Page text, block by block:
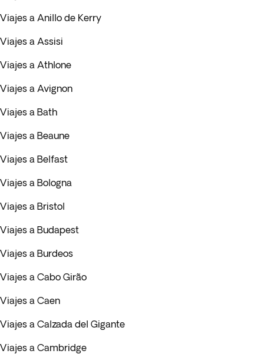
Viajes a Anillo de Kerry
Viajes a Assisi
Viajes a Athlone
Viajes a Avignon
Viajes a Bath
Viajes a Beaune
Viajes a Belfast
Viajes a Bologna
Viajes a Bristol
Viajes a Budapest
Viajes a Burdeos
Viajes a Cabo Girão
Viajes a Caen
Viajes a Calzada del Gigante
Viajes a Cambridge